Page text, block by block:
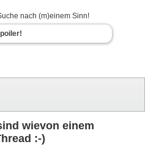
nach (m)einem Sinn!
wievon einem
:-)